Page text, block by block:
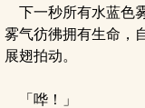
下一秒所有水蓝色
雾气彷彿拥有生命，
展翅拍动。
「哗！」